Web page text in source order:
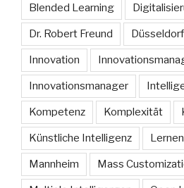
Blended Learning
Dr. Robert Freund Düsseldorf
Innovation
Innovationsmanager
Kompetenz Komplexität
Künstliche Intelligenz Lernen
Mannheim Mass